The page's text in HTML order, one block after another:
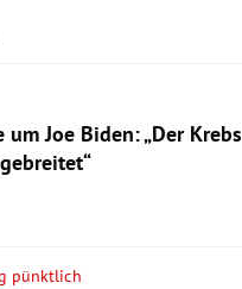
um Joe Biden: „Der Krebs
pünktlich